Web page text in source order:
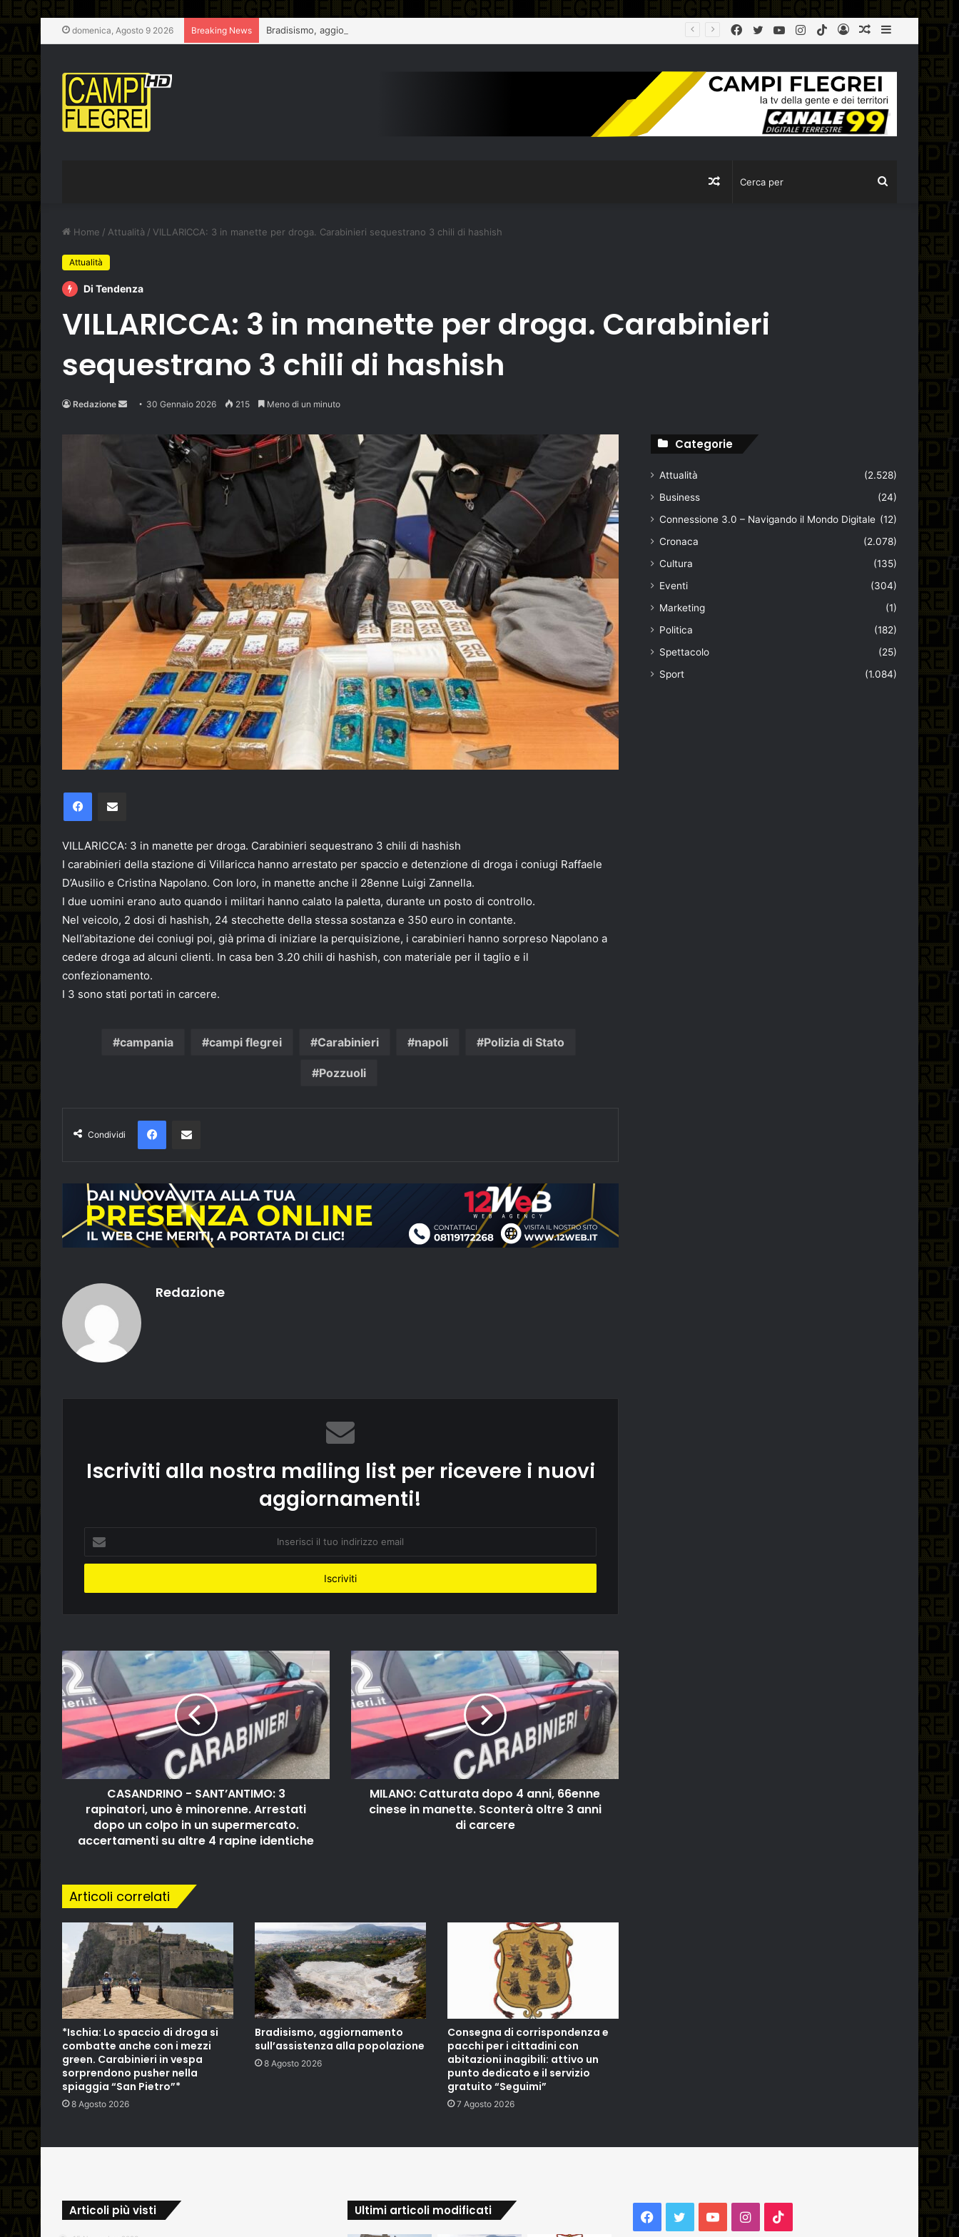
domenica, Agosto 9 2026 Breaking News Bradisismo, aggiornamento sull’assistenza alla popolazione Sidebar
Articolo
Log
TikTok
Instagram
YouTube
Twitter
Facebook
Cerca
Articolo
Home / Attualità / VILLARICCA: 3 in manette per droga. Carabinieri sequestrano 3 chili di hashish
Attualità
Di Tendenza
VILLARICCA: 3 in manette per droga. Carabinieri
sequestrano 3 chili di hashish
Redazione
Send 30 Gennaio 2026 215 Meno di un minuto
Facebook
VILLARICCA: 3 in manette per droga. Carabinieri sequestrano 3 chili di hashish
I carabinieri della stazione di Villaricca hanno arrestato per spaccio e detenzione di droga i coniugi Raffaele
D’Ausilio e Cristina Napolano. Con loro, in manette anche il 28enne Luigi Zannella.
I due uomini erano auto quando i militari hanno calato la paletta, durante un posto di controllo.
Nel veicolo, 2 dosi di hashish, 24 stecchette della stessa sostanza e 350 euro in contante.
Nell’abitazione dei coniugi poi, già prima di iniziare la perquisizione, i carabinieri hanno sorpreso Napolano a
cedere droga ad alcuni clienti. In casa ben 3.20 chili di hashish, con materiale per il taglio e il
confezionamento.
I 3 sono stati portati in carcere.
campania campi flegrei Carabinieri napoli Polizia di Stato
Pozzuoli
Condividi
Facebook
Redazione
Iscriviti alla nostra mailing list per ricevere i nuovi
aggiornamenti!
tuo
email
CASANDRINO - SANT’ANTIMO: 3
rapinatori, uno è minorenne. Arrestati
dopo un colpo in un supermercato.
accertamenti su altre 4 rapine identiche
MILANO: Catturata dopo 4 anni, 66enne
cinese in manette. Sconterà oltre 3 anni
di carcere
Articoli correlati
*Ischia: Lo spaccio di droga si
combatte anche con i mezzi
green. Carabinieri in vespa
sorprendono pusher nella
spiaggia “San Pietro”*
8 Agosto 2026
Bradisismo, aggiornamento
sull’assistenza alla popolazione
8 Agosto 2026
Consegna di corrispondenza e
pacchi per i cittadini con
abitazioni inagibili: attivo un
punto dedicato e il servizio
gratuito “Seguimi”
7 Agosto 2026
Categorie
Attualità
(2.528)
Business
(24)
Connessione 3.0 – Navigando il Mondo Digitale (12)
Cronaca
(2.078)
Cultura
(135)
Eventi
(304)
Marketing
(1)
Politica
(182)
Spettacolo
(25)
Sport
(1.084)
Articoli più visti Ultimi articoli modificati Facebook
TwitterYouTubeInstagram
TikTok